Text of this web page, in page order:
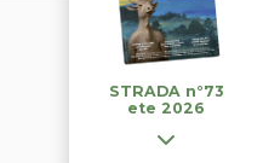
STRADA n°73
ete 2026